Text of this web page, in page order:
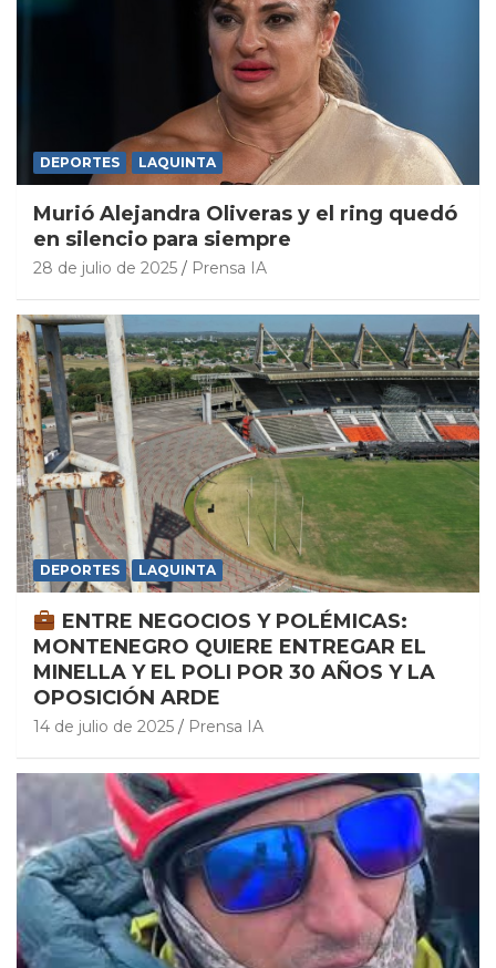
DEPORTES LAQUINTA
Murió Alejandra Oliveras y el ring quedó
en silencio para siempre
28 de julio de 2025 Prensa IA
DEPORTES LAQUINTA
ENTRE NEGOCIOS Y POLÉMICAS:
MONTENEGRO QUIERE ENTREGAR EL
MINELLA Y EL POLI POR 30 AÑOS Y LA
OPOSICIÓN ARDE
14 de julio de 2025 Prensa IA